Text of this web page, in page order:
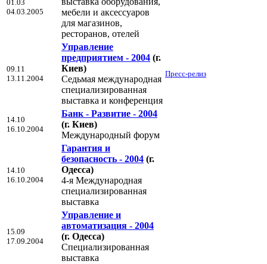
01.03
04.03.2005
мебели и аксессуаров
для магазинов,
ресторанов, отелей
09.11
13.11.2004
Управление
предприятием - 2004 (г.
Киев)
Седьмая международная
специализированная
выставка и конференция
Пресс-релиз
14.10
16.10.2004
Банк - Развитие - 2004
(г. Киев)
Международный форум
14.10
16.10.2004
Гарантия и
безопасность - 2004 (г.
Одесса)
4-я Международная
специализированная
выставка
15.09
17.09.2004
Управление и
автоматизация - 2004
(г. Одесса)
Специализированная
выставкa